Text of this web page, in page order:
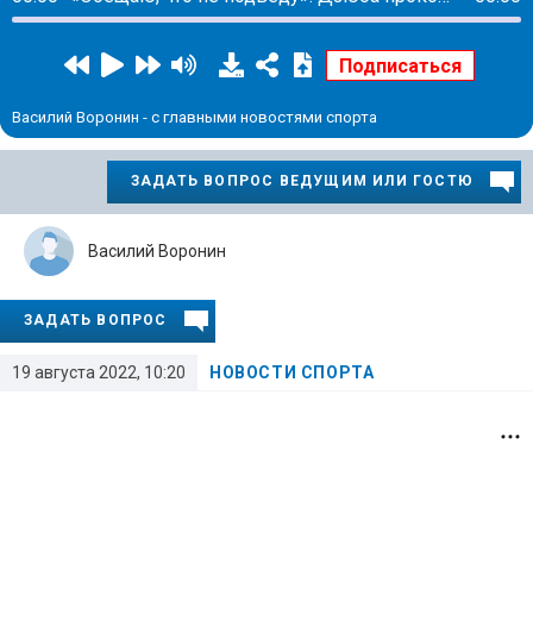
Василий Воронин - с главными новостями спорта
ЗАДАТЬ ВОПРОС ВЕДУЩИМ ИЛИ ГОСТЮ
19 августа 2022, 10:20 НОВОСТИ СПОРТА
Василий Воронин
ЗАДАТЬ ВОПРОС